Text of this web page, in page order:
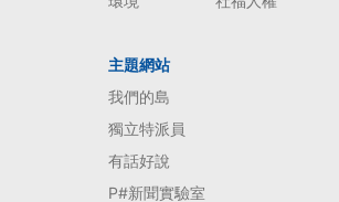
主題網站
我們的島
獨立特派員
有話好說
P#新聞實驗室